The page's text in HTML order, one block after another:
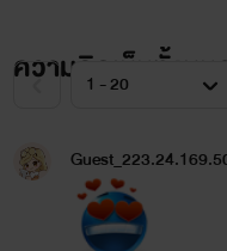
ความคิดเห็นทั้งหม